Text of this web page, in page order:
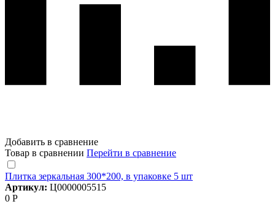
Добавить в сравнение
Товар в сравнении Перейти в сравнение
Плитка зеркальная 300*200, в упаковке 5 шт
Артикул: Ц0000005515
0 Р